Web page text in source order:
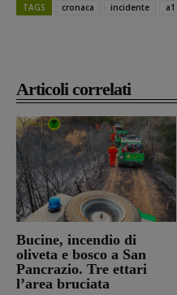
Articoli correlati
Bucine, incendio di
oliveta e bosco a San
Pancrazio. Tre ettari
l’area bruciata
TAGS cronaca incidente a1